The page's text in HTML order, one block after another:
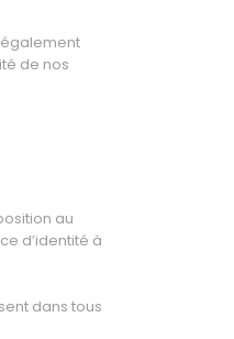
de nos
au
d’identité à
dans tous